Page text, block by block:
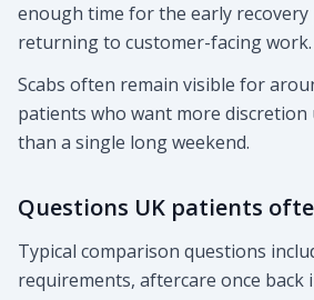
enough time for the early recovery
returning to customer-facing work.
Scabs often remain visible for
patients who want more discretion
than a single long weekend.
Questions UK patients
Typical comparison questions
requirements, aftercare once back